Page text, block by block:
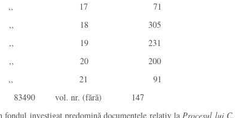
17 71
18 305
19 231
20 200
21 91
83490 vol. nr. (fără) 147
investigat predomină documentele relativ la Procesul lui C.